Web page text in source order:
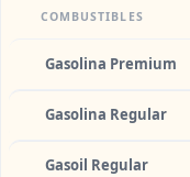
COMBUSTIBLES
Gasolina Premium
Gasolina Regular
Gasoil Regular